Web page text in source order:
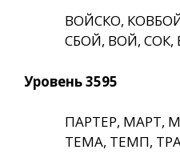
ВОЙСКО,
СБОЙ, ВОЙ, СОК,
Уровень 3595
ПАРТЕР, МАРТ,
ТЕМА, ТЕМП,